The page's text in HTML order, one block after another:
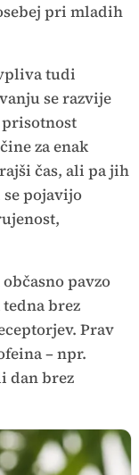
pri mladih
tudi
se razvije
prisotnost
za enak
čas, ali pa jih
pojavijo
pavzo
brez
Prav
– npr.
dan brez